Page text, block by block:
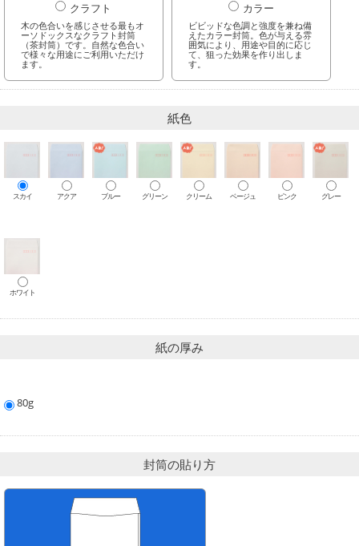
クラフト
木の色合いを感じさせる最もオ
ーソドックスなクラフト封筒
（茶封筒）です。自然な色合い
で様々な用途にご利用いただけ
ます。
カラー
ビビッドな色調と強度を兼ね備
えたカラー封筒。色が与える雰
囲気により、用途や目的に応じ
て、狙った効果を作り出しま
す。
紙色
スカイ アクア ブルー グリーン クリーム ベージュ ピンク グレー
ホワイト
紙の厚み
80g
封筒の貼り方